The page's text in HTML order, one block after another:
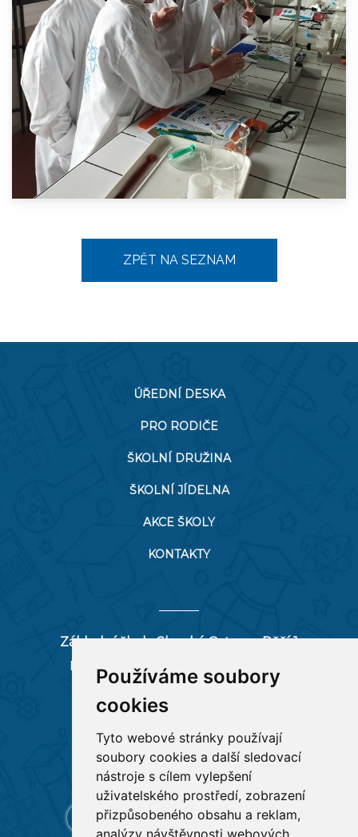
Používáme soubory
cookies
Tyto webové stránky používají
soubory cookies a další sledovací
nástroje s cílem vylepšení
uživatelského prostředí, zobrazení
přizpůsobeného obsahu a reklam,
analýzy návštěvnosti webových
ZPĚT NA SEZNAM
ÚŘEDNÍ DESKA
PRO RODIČE
ŠKOLNÍ DRUŽINA
ŠKOLNÍ JÍDELNA
AKCE ŠKOLY
KONTAKTY
Základní škola Slezská Ostrava, Pěší 1
Pěší 66/1, 712 00 Ostrava-Muglinov
tel:596 244 880
RYCHLÉ ODKAZY